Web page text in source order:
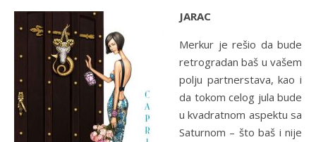
JARAC
Merkur je rešio da bude
retrogradan baš u vašem
polju partnerstava, kao i
da tokom celog jula bude
u kvadratnom aspektu sa
Saturnom – što baš i nije